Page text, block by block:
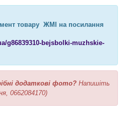
товару ЖМІ на посилання
g86839310-bejsbolki-muzhskie-
додаткові фото? Напишіть
0662084170)